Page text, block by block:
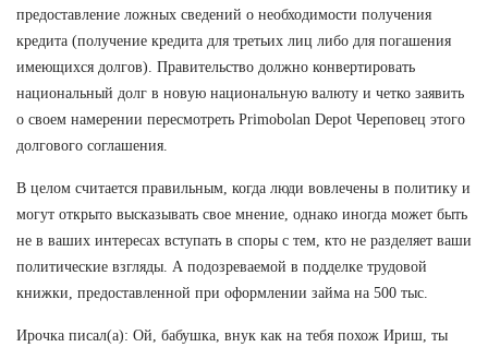
предоставление ложных сведений о необходимости получения
кредита (получение кредита для третьих лиц либо для погашения
имеющихся долгов). Правительство должно конвертировать
национальный долг в новую национальную валюту и четко заявить
о своем намерении пересмотреть Primobolan Depot Череповец этого
долгового соглашения.
В целом считается правильным, когда люди вовлечены в политику и
могут открыто высказывать свое мнение, однако иногда может быть
не в ваших интересах вступать в споры с тем, кто не разделяет ваши
политические взгляды. А подозреваемой в подделке трудовой
книжки, предоставленной при оформлении займа на 500 тыс.
Ирочка писал(а): Ой, бабушка, внук как на тебя похож Ириш, ты